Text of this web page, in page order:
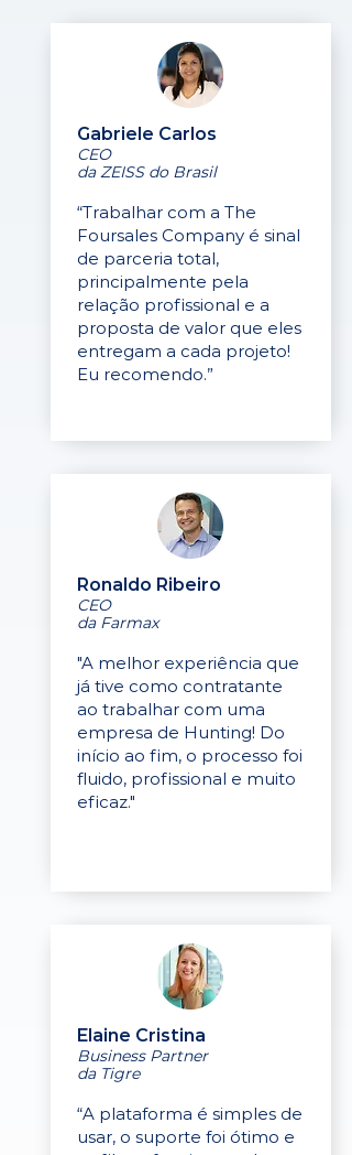
Gabriele Carlos
CEO
da ZEISS do Brasil
“Trabalhar com a The
Foursales Company é sinal
de parceria total,
principalmente pela
relação profissional e a
proposta de valor que eles
entregam a cada projeto!
Eu recomendo.”
Ronaldo Ribeiro
CEO
da Farmax
"A melhor experiência que
já tive como contratante
ao trabalhar com uma
empresa de Hunting! Do
início ao fim, o processo foi
fluido, profissional e muito
eficaz."
Elaine Cristina
Business Partner
da Tigre
“A plataforma é simples de
usar, o suporte foi ótimo e